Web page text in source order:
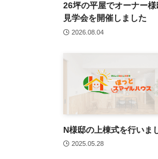
26坪の平屋でオーナー様
見学会を開催しました
2026.08.04
N様邸の上棟式を行いま
2025.05.28